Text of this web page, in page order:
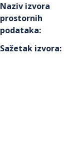
Naziv izvora
prostornih
podataka:
Sažetak izvora: